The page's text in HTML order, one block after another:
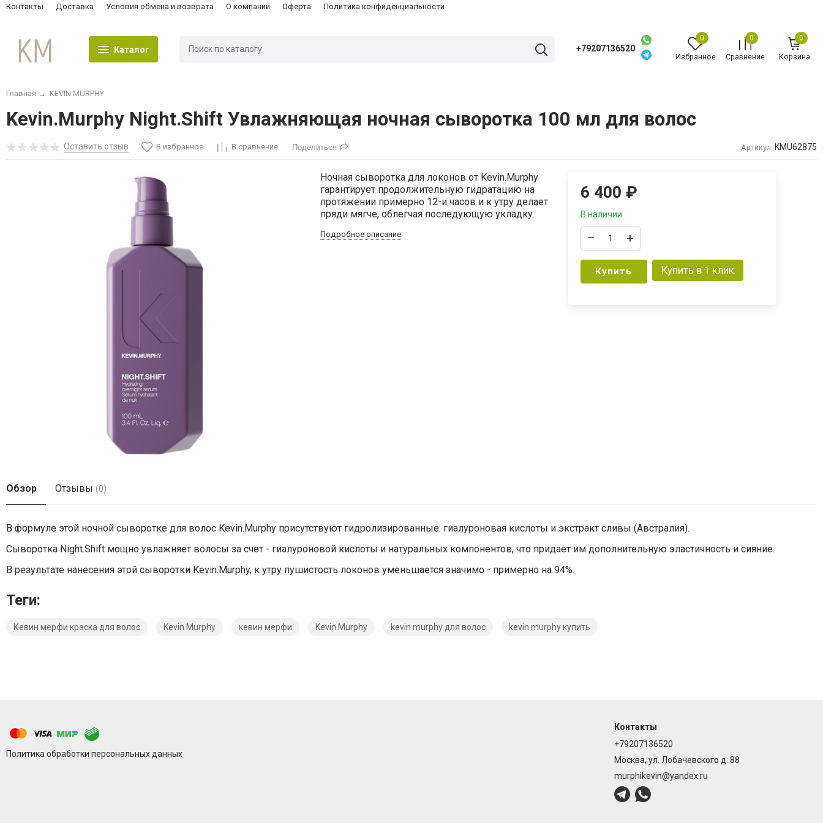
Контакты Доставка Условия обмена и возврата О компании Оферта Политика конфиденциальности
Каталог +79207136520
0
Избранное
0
Сравнение
0
Корзина
Главная → KEVIN MURPHY
Kevin.Murphy Night.Shift Увлажняющая ночная сыворотка 100 мл для волос
Оставить отзыв В избранное В сравнение Поделиться Артикул: KMU62875
Ночная сыворотка для локонов от Kevin.Murphy
гарантирует продолжительную гидратацию на
протяжении примерно 12-и часов и к утру делает
пряди мягче, облегчая последующую укладку.
Подробное описание
6 400 ₽
В наличии
– +
Купить Купить в 1 клик
Обзор Отзывы (0)
В формуле этой ночной сыворотке для волос Kevin.Murphy присутствуют гидролизированные: гиалуроновая кислоты и экстракт сливы (Австралия).
Сыворотка Night.Shift мощно увлажняет волосы за счет - гиалуроновой кислоты и натуральных компонентов, что придает им дополнительную эластичность и сияние.
В результате нанесения этой сыворотки Kevin.Murphy, к утру пушистость локонов уменьшается значимо - примерно на 94%.
Теги:
Кевин мерфи краска для волос Kevin Murphy кевин мерфи Kevin.Murphy kevin murphy для волос kevin murphy купить
Политика обработки персональных данных
Контакты
+79207136520
Москва, ул. Лобачевского д. 88
murphikevin@yandex.ru